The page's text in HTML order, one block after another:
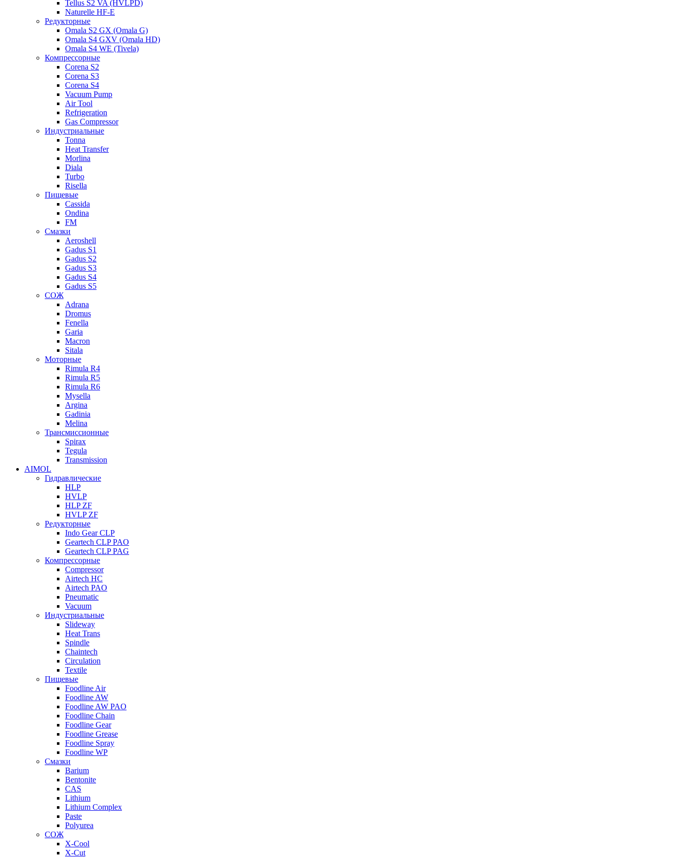
Tellus S2 VA (HVLPD)
Naturelle HF-E
Редукторные
Omala S2 GX (Omala G)
Omala S4 GXV (Omala HD)
Omala S4 WE (Tivela)
Компрессорные
Corena S2
Corena S3
Corena S4
Vacuum Pump
Air Tool
Refrigeration
Gas Compressor
Индустриальные
Tonna
Heat Transfer
Morlina
Diala
Turbo
Risella
Пищевые
Cassida
Ondina
FM
Смазки
Aeroshell
Gadus S1
Gadus S2
Gadus S3
Gadus S4
Gadus S5
СОЖ
Adrana
Dromus
Fenella
Garia
Macron
Sitala
Моторные
Rimula R4
Rimula R5
Rimula R6
Mysella
Argina
Gadinia
Melina
Трансмиссионные
Spirax
Tegula
Transmission
AIMOL
Гидравлические
HLP
HVLP
HLP ZF
HVLP ZF
Редукторные
Indo Gear CLP
Geartech CLP PAO
Geartech CLP PAG
Компрессорные
Compressor
Airtech HC
Airtech PAO
Pneumatic
Vacuum
Индустриальные
Slideway
Heat Trans
Spindle
Chaintech
Circulation
Textile
Пищевые
Foodline Air
Foodline AW
Foodline AW PAO
Foodline Chain
Foodline Gear
Foodline Grease
Foodline Spray
Foodline WP
Смазки
Barium
Bentonite
CAS
Lithium
Lithium Complex
Paste
Polyurea
СОЖ
X-Cool
X-Cut